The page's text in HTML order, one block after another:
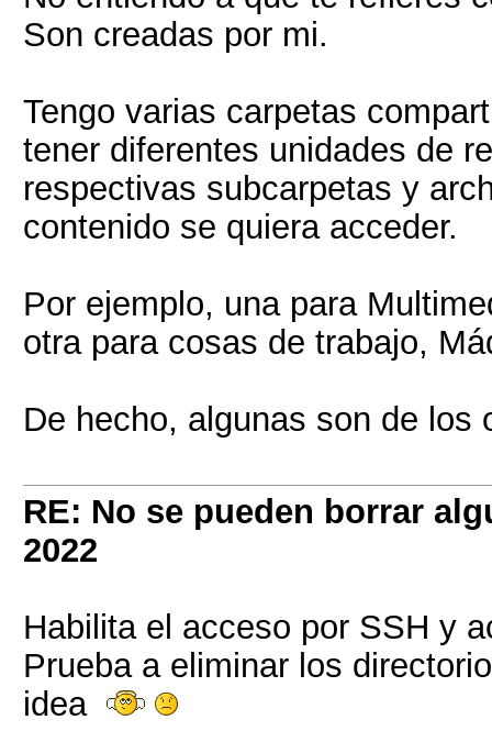
Son creadas por mi.
Tengo varias carpetas
tener diferentes unidades de
respectivas subcarpetas y
contenido se quiera acceder.
Por ejemplo, una para
otra para cosas de trabajo,
De hecho, algunas son de los
RE: No se pueden borrar
2022
Habilita el acceso por SSH y
Prueba a eliminar los
idea